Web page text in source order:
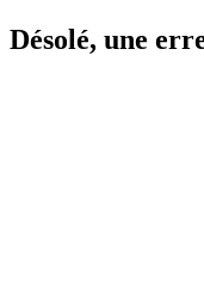
Désolé, une